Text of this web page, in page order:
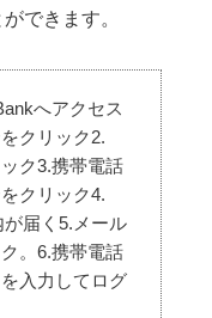
できます。
へアクセス
クリック2.
ク3.携帯電話
クリック4.
届く5.メール
。6.携帯電話
入力してログ